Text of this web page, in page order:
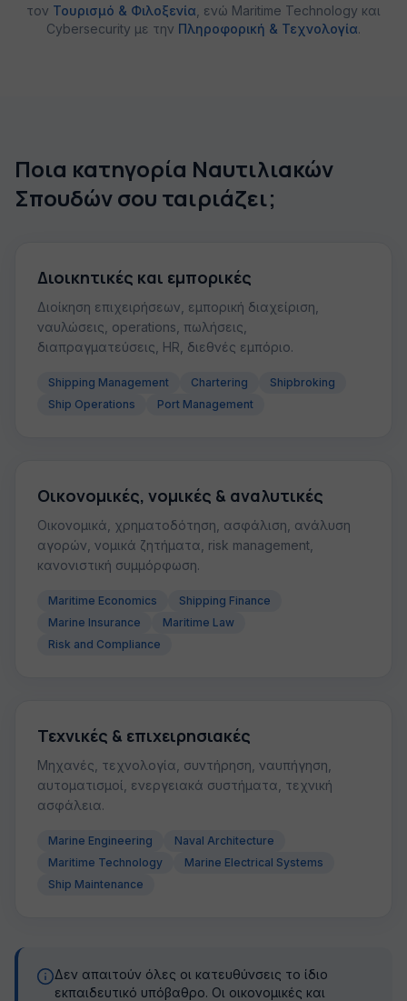
τον Τουρισμό & Φιλοξενία , ενώ Maritime Technology και
Cybersecurity με την Πληροφορική & Τεχνολογία.
Ποια κατηγορία Ναυτιλιακών
Σπουδών σου ταιριάζει;
Διοικητικές και εμπορικές
Διοίκηση επιχειρήσεων, εμπορική διαχείριση,
ναυλώσεις, operations, πωλήσεις,
διαπραγματεύσεις, HR, διεθνές εμπόριο.
Shipping Management Chartering
Shipbroking
Ship Operations
Port Management
Οικονομικές, νομικές & αναλυτικές
Οικονομικά, χρηματοδότηση, ασφάλιση, ανάλυση
αγορών, νομικά ζητήματα, risk management,
κανονιστική συμμόρφωση.
Maritime Economics
Shipping Finance
Marine Insurance
Maritime Law
Risk and Compliance
Τεχνικές & επιχειρησιακές
Μηχανές, τεχνολογία, συντήρηση, ναυπήγηση,
αυτοματισμοί, ενεργειακά συστήματα, τεχνική
ασφάλεια.
Marine Engineering
Naval Architecture
Maritime Technology
Marine Electrical Systems
Ship Maintenance
Δεν απαιτούν όλες οι κατευθύνσεις το ίδιο
εκπαιδευτικό υπόβαθρο. Οι οικονομικές και